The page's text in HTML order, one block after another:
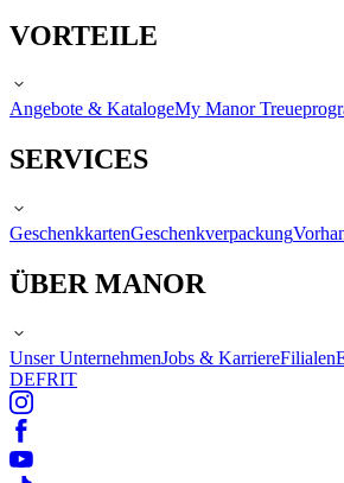
VORTEILE
Angebote & KatalogeMy Manor
SERVICES
GeschenkkartenGeschenkverpackung
ÜBER MANOR
Unser UnternehmenJobs & KarriereFilialen
DEFRIT